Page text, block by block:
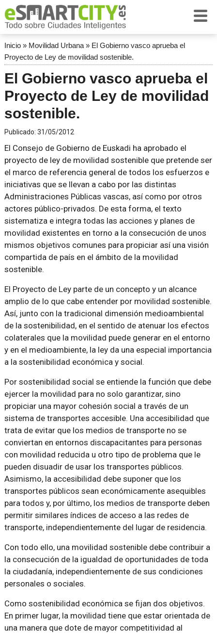
Inicio» Movilidad Urbana» El Gobierno vasco aprueba el
Proyecto de Ley de movilidad sostenible.
El Gobierno vasco aprueba el
Proyecto de Ley de movilidad
sostenible.
Publicado: 31/05/2012
El Consejo de Gobierno de Euskadi ha aprobado el
proyecto de ley de movilidad sostenible que pretende ser
el marco de referencia general de todos los esfuerzos e
iniciativas que se llevan a cabo por las distintas
Administraciones Públicas vascas, así como por otros
actores público-privados. De esta forma, el texto
sistematiza e integra todas las acciones y planes de
movilidad existentes en torno a la consecución de unos
mismos objetivos comunes para propiciar así una visión
compartida de país en el ámbito de la movilidad
sostenible.
El Proyecto de Ley parte de un concepto y un alcance
amplio de lo que cabe entender por movilidad sostenible.
Así, junto con la tradicional dimensión medioambiental
de la sostenibilidad, en el sentido de atenuar los efectos
colaterales que la movilidad puede generar en el entorno
y en el medioambiente, la ley da una especial importancia
a la sostenibilidad económica y social.
Por sostenibilidad social se entiende la función que debe
ejercer la movilidad para no solo garantizar, sino
propiciar una mayor cohesión social a través de un
sistema de transportes accesible. Una accesibilidad que
trata de evitar que los medios de transporte no se
conviertan en entornos discapacitantes para personas
con movilidad reducida u otro tipo de problema que le
pueden disuadir de usar los transportes públicos.
Asimismo, la accesibilidad debe suponer que los
transportes públicos sean económicamente asequibles
para todos y, por último, los medios de transporte deben
permitir similares índices de acceso a las redes de
transporte, independientemente del lugar de residencia.
Con todo ello, una movilidad sostenible debe contribuir a
la consecución de la igualdad de oportunidades de toda
la ciudadanía, independientemente de sus condiciones
personales o sociales.
Como sostenibilidad económica se fijan dos objetivos.
En primer lugar, la movilidad tiene que estar orientada de
una manera que dote de mayor competitividad al